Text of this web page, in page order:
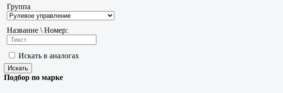
Группа
Название \ Номер:
Искать в аналогах
Подбор по марке